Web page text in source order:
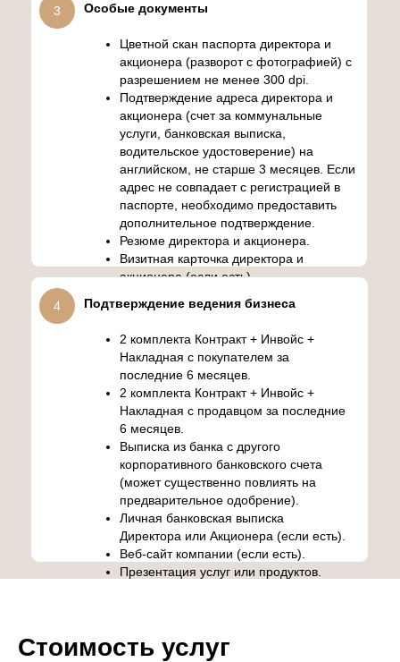
Особые документы
3
Цветной скан паспорта директора и
акционера (разворот с фотографией) с
разрешением не менее 300 dpi.
Подтверждение адреса директора и
акционера (счет за коммунальные
услуги, банковская выписка,
водительское удостоверение) на
английском, не старше 3 месяцев. Если
адрес не совпадает с регистрацией в
паспорте, необходимо предоставить
дополнительное подтверждение.
Резюме директора и акционера.
Визитная карточка директора и
акционера (если есть).
Подтверждение ведения бизнеса
4
2 комплекта Контракт + Инвойс +
Накладная с покупателем за
последние 6 месяцев.
2 комплекта Контракт + Инвойс +
Накладная с продавцом за последние
6 месяцев.
Выписка из банка с другого
корпоративного банковского счета
(может существенно повлиять на
предварительное одобрение).
Личная банковская выписка
Директора или Акционера (если есть).
Веб-сайт компании (если есть).
Презентация услуг или продуктов.
Стоимость услуг